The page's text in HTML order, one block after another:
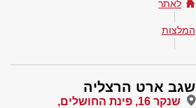
לאתר
המלצות
שגב ארט הרצליה
שנקר 16, פינת החושלים,